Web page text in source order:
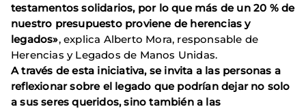
testamentos solidarios, por lo que más de un 20 % de
nuestro presupuesto proviene de herencias y
legados», explica Alberto Mora, responsable de
Herencias y Legados de Manos Unidas.
A través de esta iniciativa, se invita a las personas a
reflexionar sobre el legado que podrían dejar no solo
a sus seres queridos, sino también a las